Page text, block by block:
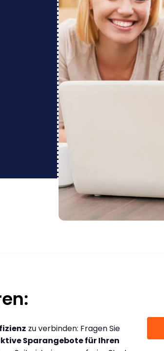
zu verbinden: Fragen Sie
Sparangebote für Ihren